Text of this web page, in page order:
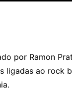
por Ramon
ligadas ao rock